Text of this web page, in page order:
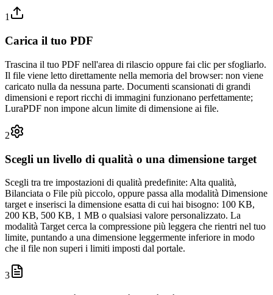
1
Carica il tuo PDF
Trascina il tuo PDF nell'area di rilascio oppure fai clic per sfogliarlo.
Il file viene letto direttamente nella memoria del browser: non viene
caricato nulla da nessuna parte. Documenti scansionati di grandi
dimensioni e report ricchi di immagini funzionano perfettamente;
LuraPDF non impone alcun limite di dimensione ai file.
2
Scegli un livello di qualità o una dimensione target
Scegli tra tre impostazioni di qualità predefinite: Alta qualità,
Bilanciata o File più piccolo, oppure passa alla modalità Dimensione
target e inserisci la dimensione esatta di cui hai bisogno: 100 KB,
200 KB, 500 KB, 1 MB o qualsiasi valore personalizzato. La
modalità Target cerca la compressione più leggera che rientri nel tuo
limite, puntando a una dimensione leggermente inferiore in modo
che il file non superi i limiti imposti dal portale.
3